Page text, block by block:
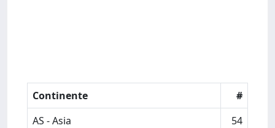
Continente
#
AS - Asia
54